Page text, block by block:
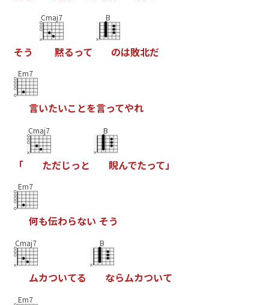
そう
Cmaj7
黙るって
B
のは敗北だ
Em7
言いたいこ とを言ってやれ
「
Cmaj7
ただじっ と
B
睨んでたって 」
Em7
何も伝わらない そう
Cmaj7
ムカついてる
B
ならムカついて
Em7